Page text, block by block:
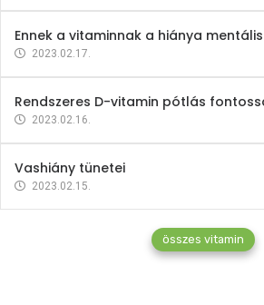
Ennek a vitaminnak a hiánya
2023.02.17.
Rendszeres D-vitamin pótlás
2023.02.16.
Vashiány tünetei
2023.02.15.
összes vitamin